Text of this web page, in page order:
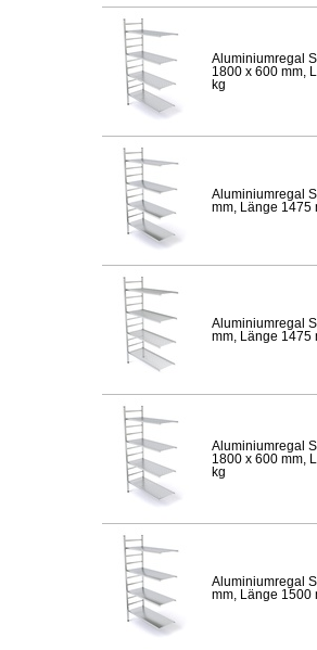
Aluminiumregal
1800 x 600 mm,
kg
Aluminiumregal
mm, Länge 1475
Aluminiumregal
mm, Länge 1475
Aluminiumregal
1800 x 600 mm,
kg
Aluminiumregal
mm, Länge 1500